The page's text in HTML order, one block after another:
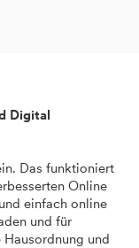
Digital
Das funktioniert
Online
einfach online
und für
und